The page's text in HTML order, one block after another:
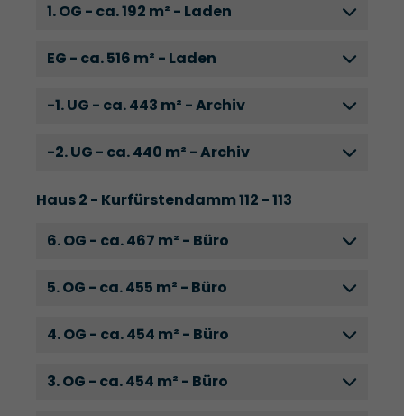
1. OG - ca. 192 m² - Laden
EG - ca. 516 m² - Laden
-1. UG - ca. 443 m² - Archiv
-2. UG - ca. 440 m² - Archiv
Haus 2 - Kurfürstendamm 112 - 113
6. OG - ca. 467 m² - Büro
5. OG - ca. 455 m² - Büro
4. OG - ca. 454 m² - Büro
3. OG - ca. 454 m² - Büro